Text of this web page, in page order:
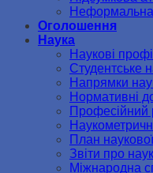
Неформальна
Оголошення
Наука
Наукові
Студентське
Напрямки
Нормативні
Професійний
План
Звіти про
Міжнародна